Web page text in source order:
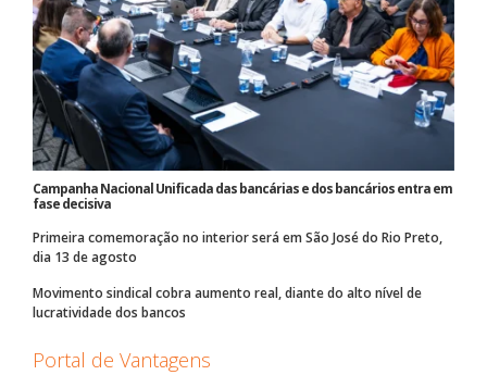
Campanha Nacional Unificada das bancárias e dos bancários entra em
fase decisiva
Primeira comemoração no interior será em São José do Rio Preto,
dia 13 de agosto
Movimento sindical cobra aumento real, diante do alto nível de
lucratividade dos bancos
Portal de Vantagens